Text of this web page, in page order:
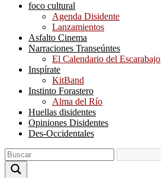
foco cultural
Agenda Disidente
Lanzamientos
Asfalto Cinema
Narraciones Transeúntes
El Calendario del Escarabajo
Inspírate
KitBand
Instinto Forastero
Alma del Río
Huellas disidentes
Opiniones Disidentes
Des-Occidentales